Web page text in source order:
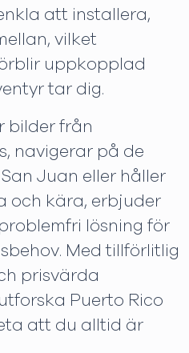
att installera,
vilket
uppkopplad
tar dig.
bilder från
navigerar på de
Juan eller håller
och kära, erbjuder
lösning för
Med tillförlitlig
prisvärda
Puerto Rico
att du alltid är